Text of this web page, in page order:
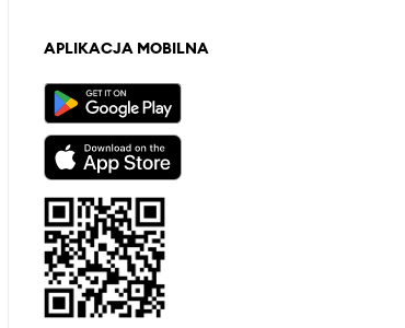
APLIKACJA MOBILNA